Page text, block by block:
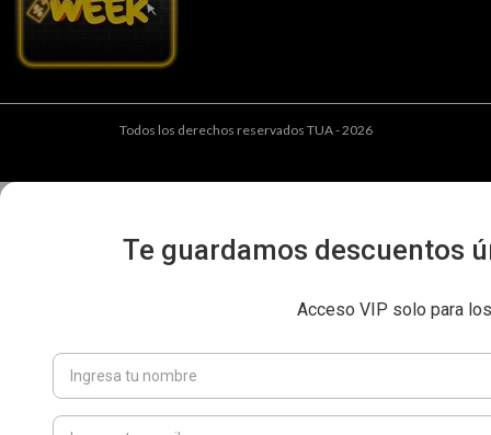
Todos los derechos reservados TUA - 2026
Te guardamos descuentos
Acceso VIP solo para